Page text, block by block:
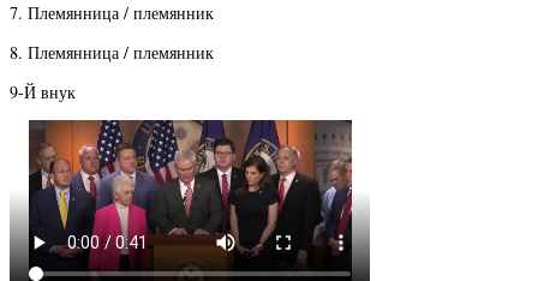
7. Племянница / племянник
8. Племянница / племянник
9-Й внук